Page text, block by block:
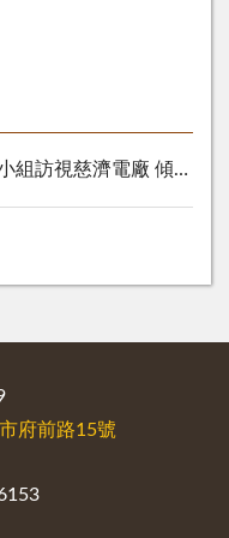
廠 傾聽綠能產業交流意見.pdf
府前路15號